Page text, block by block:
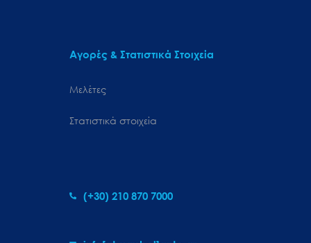
Αγορές & Στατιστικά Στοιχεία
Μελέτες
Στατιστικά στοιχεία
(+30) 210 870 7000